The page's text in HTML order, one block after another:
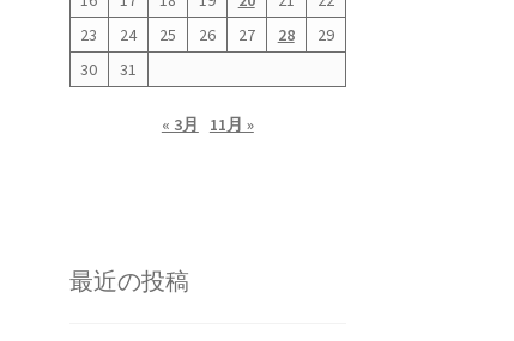
23
24 25 26 27 28
29
30
31
« 3月 11月 »
最近の投稿